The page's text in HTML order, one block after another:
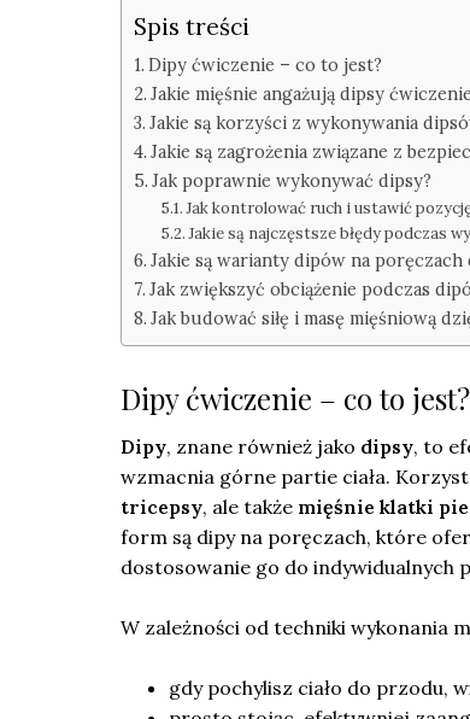
Spis treści
Dipy ćwiczenie – co to jest?
Jakie mięśnie angażują dipsy
Jakie są korzyści z wykonywania
Jakie są zagrożenia związane z
Jak poprawnie wykonywać dipsy?
Jak kontrolować ruch i ustawić
Jakie są najczęstsze błędy podczas
Jakie są warianty dipów na
Jak zwiększyć obciążenie podczas
Jak budować siłę i masę mięśniową
Dipy ćwiczenie – co to jest?
Dipy, znane również jako dipsy, to
wzmacnia górne partie ciała.
tricepsy, ale także mięśnie klatki
form są dipy na poręczach, które
dostosowanie go do indywidualnych
W zależności od techniki wykonania
gdy pochylisz ciało do przodu,